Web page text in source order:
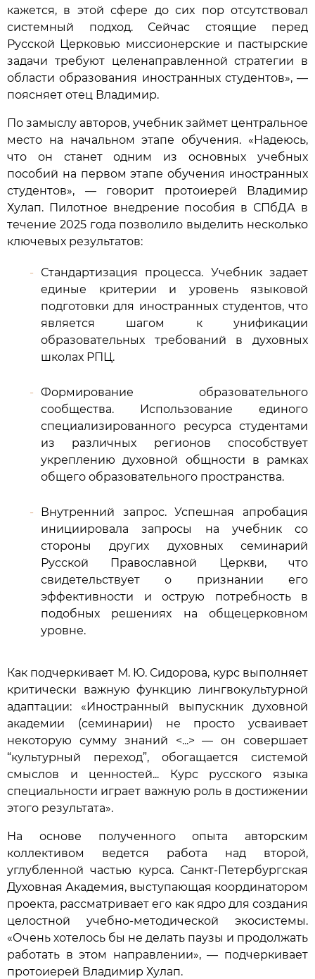
кажется, в этой сфере до сих пор отсутствовал
системный подход. Сейчас стоящие перед
Русской Церковью миссионерские и пастырские
задачи требуют целенаправленной стратегии в
области образования иностранных студентов», —
поясняет отец Владимир.
По замыслу авторов, учебник займет центральное
место на начальном этапе обучения. «Надеюсь,
что он станет одним из основных учебных
пособий на первом этапе обучения иностранных
студентов», — говорит протоиерей Владимир
Хулап. Пилотное внедрение пособия в СПбДА в
течение 2025 года позволило выделить несколько
ключевых результатов:
Стандартизация процесса. Учебник задает
единые критерии и уровень языковой
подготовки для иностранных студентов, что
является шагом к унификации
образовательных требований в духовных
школах РПЦ.
Формирование образовательного
сообщества. Использование единого
специализированного ресурса студентами
из различных регионов способствует
укреплению духовной общности в рамках
общего образовательного пространства.
Внутренний запрос. Успешная апробация
инициировала запросы на учебник со
стороны других духовных семинарий
Русской Православной Церкви, что
свидетельствует о признании его
эффективности и острую потребность в
подобных решениях на общецерковном
уровне.
Как подчеркивает М. Ю. Сидорова, курс выполняет
критически важную функцию лингвокультурной
адаптации: «Иностранный выпускник духовной
академии (семинарии) не просто усваивает
некоторую сумму знаний <...> — он совершает
“культурный переход”, обогащается системой
смыслов и ценностей... Курс русского языка
специальности играет важную роль в достижении
этого результата».
На основе полученного опыта авторским
коллективом ведется работа над второй,
углубленной частью курса. Санкт-Петербургская
Духовная Академия, выступающая координатором
проекта, рассматривает его как ядро для создания
целостной учебно-методической экосистемы.
«Очень хотелось бы не делать паузы и продолжать
работать в этом направлении», — подчеркивает
протоиерей Владимир Хулап.